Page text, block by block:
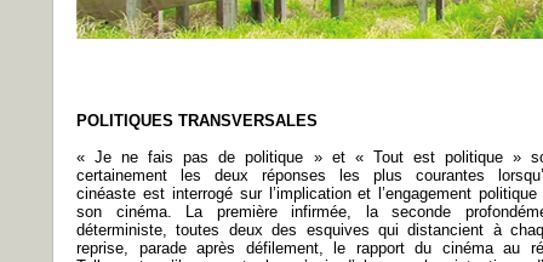
POLITIQUES TRANSVERSALES
« Je ne fais pas de politique » et « Tout est politique »
certainement les deux réponses les plus courantes
cinéaste est interrogé sur l’implication et l’engagement politique
son cinéma. La première infirmée, la seconde
déterministe, toutes deux des esquives qui distancient à
reprise, parade après défilement, le rapport du cinéma au